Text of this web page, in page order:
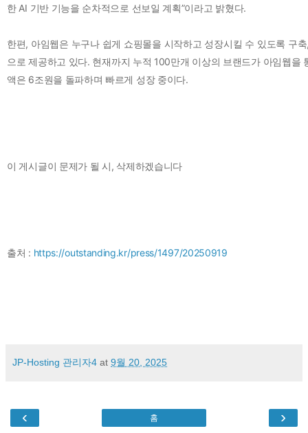
한 AI 기반 기능을 순차적으로 선보일 계획”이라고 밝혔다.
한편, 아임웹은 누구나 쉽게 쇼핑몰을 시작하고 성장시킬 수 있도록 구
으로 제공하고 있다. 현재까지 누적 100만개 이상의 브랜드가 아임웹을
액은 6조원을 돌파하며 빠르게 성장 중이다.
이 게시글이 문제가 될 시, 삭제하겠습니다
출처 : https://outstanding.kr/press/1497/20250919
JP-Hosting 관리자4 at 9월 20, 2025
‹ ›
홈